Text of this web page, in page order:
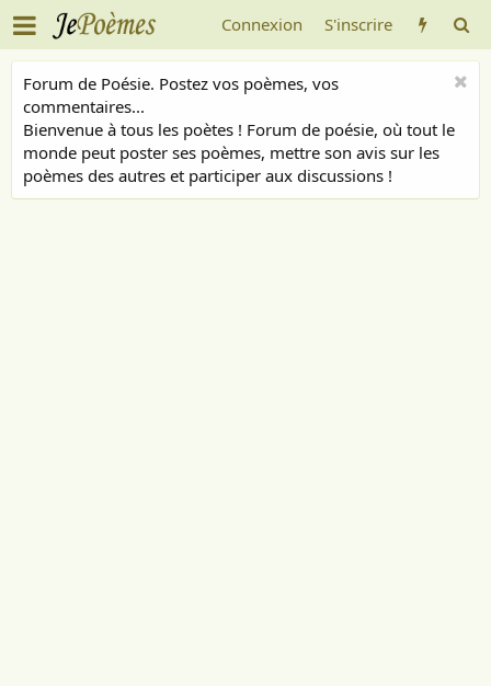
Connexion S'inscrire
Forum de Poésie. Postez vos poèmes, vos
commentaires...
Bienvenue à tous les poètes ! Forum de poésie, où tout le
monde peut poster ses poèmes, mettre son avis sur les
poèmes des autres et participer aux discussions !